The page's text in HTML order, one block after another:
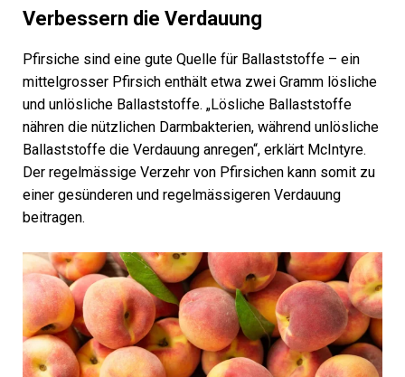
Verbessern die Verdauung
Pfirsiche sind eine gute Quelle für Ballaststoffe – ein
mittelgrosser Pfirsich enthält etwa zwei Gramm lösliche
und unlösliche Ballaststoffe. „Lösliche Ballaststoffe
nähren die nützlichen Darmbakterien, während unlösliche
Ballaststoffe die Verdauung anregen“, erklärt McIntyre.
Der regelmässige Verzehr von Pfirsichen kann somit zu
einer gesünderen und regelmässigeren Verdauung
beitragen.